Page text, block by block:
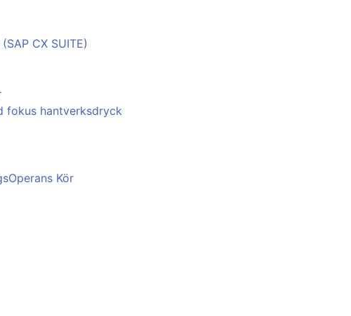
CX SUITE)
fokus hantverksdryck
Kör